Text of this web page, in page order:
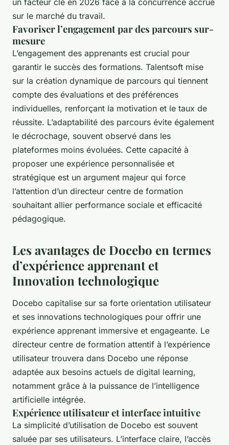
un facteur clé en 2026 face à la concurrence accrue
sur le marché du travail.
Favoriser l’engagement par des parcours sur-
mesure
L’engagement des apprenants est crucial pour
garantir le succès des formations. Talentsoft mise
sur la création dynamique de parcours qui tiennent
compte des évaluations et des préférences
individuelles, renforçant la motivation et le taux de
réussite. L’adaptabilité des parcours évite également
le décrochage, souvent observé dans les
plateformes moins évoluées. Cette capacité à
proposer une expérience personnalisée et
stratégique est un argument majeur qui force
l’attention d’un directeur centre de formation
souhaitant allier performance sociale et efficacité
pédagogique.
Les avantages de Docebo en termes
d’expérience apprenant et
Innovation technologique
Docebo capitalise sur sa forte orientation utilisateur
et ses innovations technologiques pour offrir une
expérience apprenant immersive et engageante. Le
directeur centre de formation attentif à l’expérience
utilisateur trouvera dans Docebo une réponse
adaptée aux besoins actuels de digital learning,
notamment grâce à la puissance de l’intelligence
artificielle intégrée.
Expérience utilisateur et interface intuitive
La simplicité d’utilisation de Docebo est souvent
saluée par ses utilisateurs. L’interface claire, l’accès